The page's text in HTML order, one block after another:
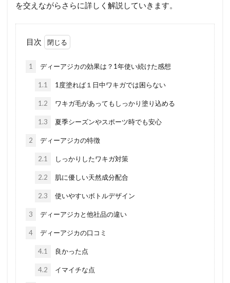
を交えながらさらに詳しく解説していきます。
目次
1 ディーアジカの効果は？1年使い続けた感想
1.1 1度塗れば１日中ワキガでは困らない
1.2 ワキガ毛があってもしっかり塗り込める
1.3 夏季シーズンやスポーツ時でも安心
2 ディーアジカの特徴
2.1 しっかりしたワキガ対策
2.2 肌に優しい天然成分配合
2.3 使いやすいボトルデザイン
3 ディーアジカと他社品の違い
4 ディーアジカの口コミ
4.1 良かった点
4.2 イマイチな点